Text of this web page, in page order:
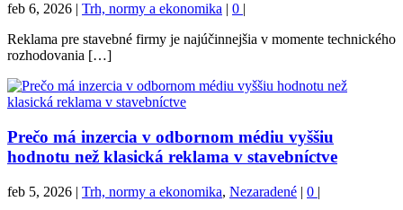
feb 6, 2026 | Trh, normy a ekonomika | 0 |
Reklama pre stavebné firmy je najúčinnejšia v momente technického
rozhodovania […]
Prečo má inzercia v odbornom médiu vyššiu
hodnotu než klasická reklama v stavebníctve
feb 5, 2026 | Trh, normy a ekonomika, Nezaradené | 0 |